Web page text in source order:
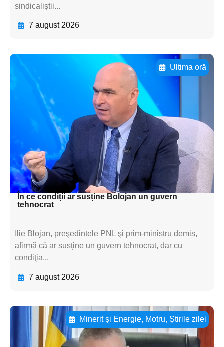
sindicaliștii...
7 august 2026
Ultima oră
Adaugă aici textul pentru
subtitluAdaugă aici
textul pentru
subtitluAdaugă aici
textul pentru
subtitluAdaugă aici
textul pentru subti
În ce condiții ar susține Bolojan un guvern
tehnocrat
Ilie Blojan, preşedintele PNL şi prim-ministru demis,
afirmă că ar susţine un guvern tehnocrat, dar cu
condiţia...
7 august 2026
Minerit și Energie, Motru, Știrile zilei
Adaugă aici textul pentru